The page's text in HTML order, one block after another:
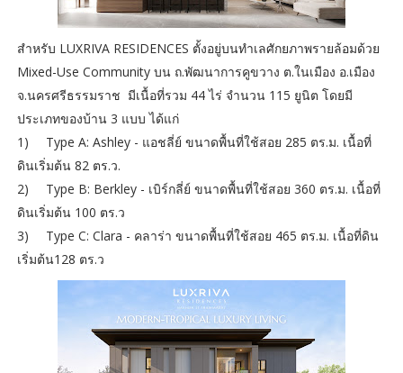
สำหรับ LUXRIVA RESIDENCES ตั้งอยู่บนทำเลศักยภาพรายล้อมด้วย
Mixed-Use Community บน ถ.พัฒนาการคูขวาง ต.ในเมือง อ.เมือง
จ.นครศรีธรรมราช มีเนื้อที่รวม 44 ไร่ จำนวน 115 ยูนิต โดยมี
ประเภทของบ้าน 3 แบบ ได้แก่
1)
Type A: Ashley - แอชลี่ย์ ขนาดพื้นที่ใช้สอย 285 ตร.ม. เนื้อที่
ดินเริ่มต้น 82 ตร.ว.
2)
Type B: Berkley - เบิร์กลี่ย์ ขนาดพื้นที่ใช้สอย 360 ตร.ม. เนื้อที่
ดินเริ่มต้น 100 ตร.ว
3)
Type C: Clara - คลาร่า ขนาดพื้นที่ใช้สอย 465 ตร.ม. เนื้อที่ดิน
เริ่มต้น128 ตร.ว